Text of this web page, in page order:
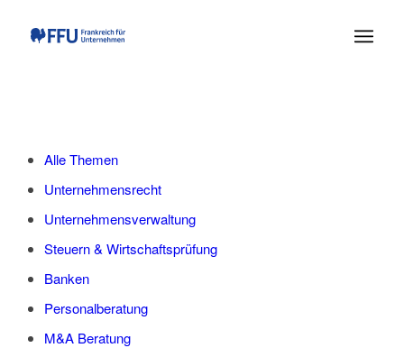
Alle Themen
Unternehmensrecht
Unternehmensverwaltung
Steuern & Wirtschaftsprüfung
Banken
Personalberatung
M&A Beratung